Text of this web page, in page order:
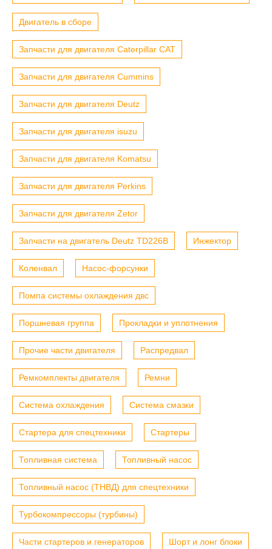
Двигатель в сборе
Запчасти для двигателя Caterpillar CAT
Запчасти для двигателя Cummins
Запчасти для двигателя Deutz
Запчасти для двигателя isuzu
Запчасти для двигателя Komatsu
Запчасти для двигателя Perkins
Запчасти для двигателя Zetor
Запчасти на двигатель Deutz TD226B Инжектор
Коленвал Насос-форсунки
Помпа системы охлаждения двс
Поршневая группа Прокладки и уплотнения
Прочие части двигателя Распредвал
Ремкомплекты двигателя Ремни
Система охлаждения Система смазки
Стартера для спецтехники Стартеры
Топливная система Топливный насос
Топливный насос (ТНВД) для спецтехники
Турбокомпрессоры (турбины)
Части стартеров и генераторов Шорт и лонг блоки